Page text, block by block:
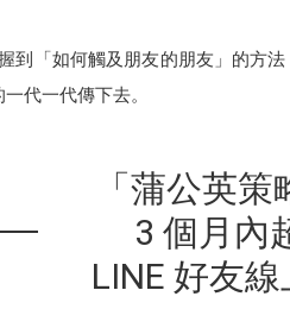
如何觸及朋友的朋友」的方法
代一代傳下去。
「蒲公英
3 個月內
LINE 好友